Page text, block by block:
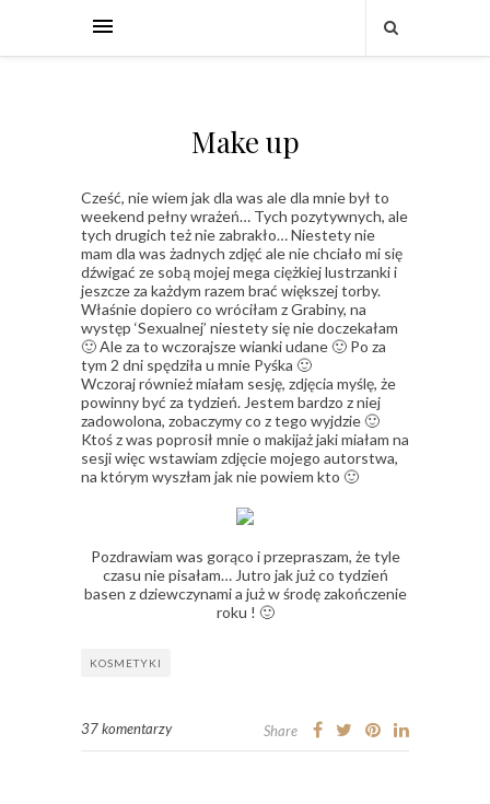
Make up
Cześć, nie wiem jak dla was ale dla mnie był to
weekend pełny wrażeń… Tych pozytywnych, ale
tych drugich też nie zabrakło… Niestety nie
mam dla was żadnych zdjęć ale nie chciało mi się
dźwigać ze sobą mojej mega ciężkiej lustrzanki i
jeszcze za każdym razem brać większej torby.
Właśnie dopiero co wróciłam z Grabiny, na
występ ‘Sexualnej’ niestety się nie doczekałam
🙂 Ale za to wczorajsze wianki udane 🙂 Po za
tym 2 dni spędziła u mnie Pyśka 🙂
Wczoraj również miałam sesję, zdjęcia myślę, że
powinny być za tydzień. Jestem bardzo z niej
zadowolona, zobaczymy co z tego wyjdzie 🙂
Ktoś z was poprosił mnie o makijaż jaki miałam na
sesji więc wstawiam zdjęcie mojego autorstwa,
na którym wyszłam jak nie powiem kto 🙂
Pozdrawiam was gorąco i przepraszam, że tyle
czasu nie pisałam… Jutro jak już co tydzień
basen z dziewczynami a już w środę zakończenie
roku ! 🙂
KOSMETYKI
37 komentarzy Share